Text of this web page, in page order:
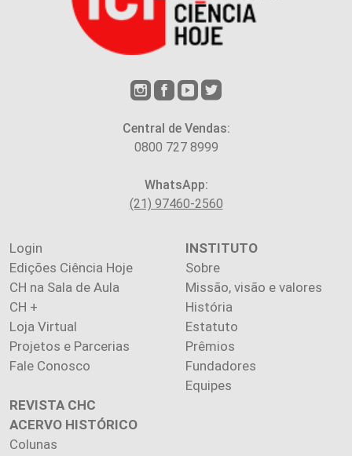
Central de Vendas:
0800 727 8999
WhatsApp:
(21) 97460-2560
Login
Edições Ciência Hoje
CH na Sala de Aula
CH +
Loja Virtual
Projetos e Parcerias
Fale Conosco
INSTITUTO
Sobre
Missão, visão e valores
História
Estatuto
Prêmios
Fundadores
Equipes
REVISTA CHC
ACERVO HISTÓRICO
Colunas